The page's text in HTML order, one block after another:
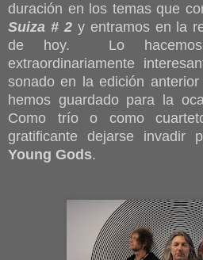
duración en los temas que
Suiza # 2y entramos en la
de hoy. Lo
extraordinariamente
sonado en la edición
hemos guardado para la
Como trío o como
gratificante dejarse invadir
Young Gods.